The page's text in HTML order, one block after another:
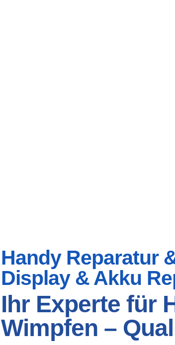
Handy Reparatur
Display & Akku
Ihr Experte für
Wimpfen –